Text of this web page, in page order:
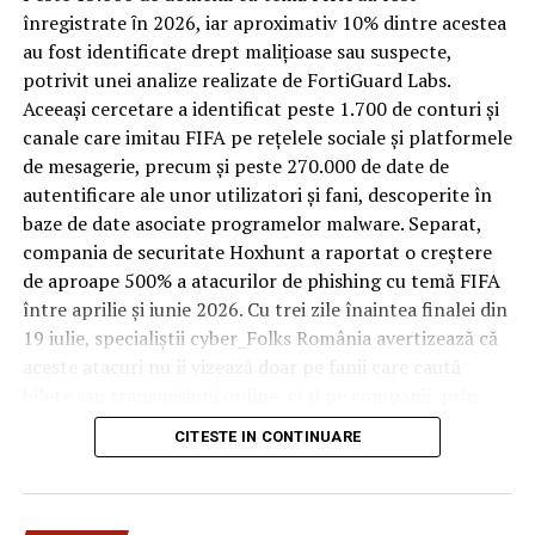
trece printr-un ciclu de utilizare intensă: oaspeți diferiți,
bagaje trase pe roți, curățenie zilnică, uneori mai multe
rezervări consecutive în aceeași săptămână. Această
frecvență ridicată de utilizare pune presiune reală pe
orice suprafață, iar pardoseala este printre primele
elemente afectate vizibil, mai ales în zona din jurul
patului și a ușii de acces.
În etapa de renovare sau construcție, administratorii
care iau în calcul mocheta trafic intenspentru zonele
cu rotație mare reduc riscul de uzură prematură și de
decolorare vizibilă în punctele de trecere frecventă. Este
o decizie care ține mai puțin de stil și mai mult de
după primele sezoane de utilizare intensă.
amintire pentru motivele
înregistrate ȋn 2026, iar aproximativ 10% dintre acestea
au fost identificate drept malițioase sau suspecte,
potrivit unei analize realizate de FortiGuard Labs.
Aceeași cercetare a identificat peste 1.700 de conturi și
canale care imitau FIFA pe rețelele sociale și platformele
de mesagerie, precum și peste 270.000 de date de
autentificare ale unor utilizatori și fani, descoperite în
baze de date asociate programelor malware. Separat,
compania de securitate Hoxhunt a raportat o creștere
de aproape 500% a atacurilor de phishing cu temă FIFA
între aprilie și iunie 2026. Cu trei zile înaintea finalei din
19 iulie, specialiștii cyber_Folks România avertizează că
conturile, dispozitivele și infrastructura digitală
utilizate de angajați.
CITESTE IN CONTINUARE